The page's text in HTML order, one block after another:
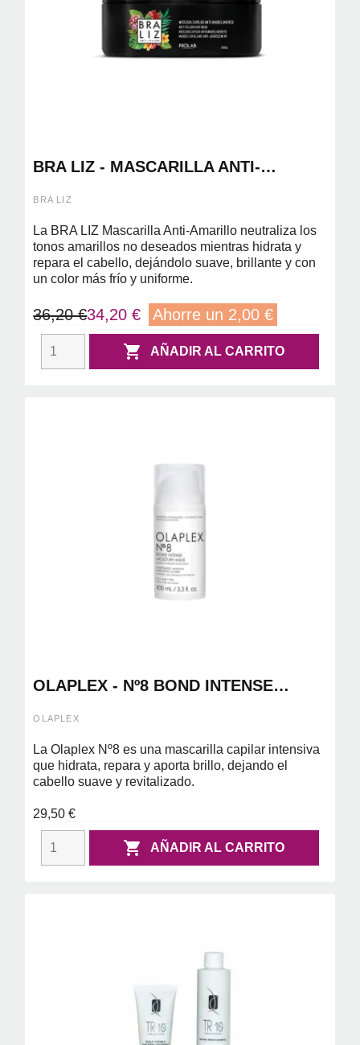
BRA LIZ - MASCARILLA ANTI-
BRA LIZ
La BRA LIZ Mascarilla Anti-Amarillo neutraliza los
tonos amarillos no deseados mientras hidrata y
repara el cabello, dejándolo suave, brillante y con
un color más frío y uniforme.
36,20 €34,20 € Ahorre un 2,00 €
 AÑADIR AL CARRITO
OLAPLEX - Nº8 BOND INTENSE
OLAPLEX
La Olaplex Nº8 es una mascarilla capilar intensiva
que hidrata, repara y aporta brillo, dejando el
cabello suave y revitalizado.
29,50 €
 AÑADIR AL CARRITO